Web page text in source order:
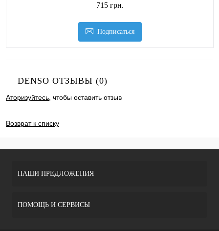
715 грн.
Подписаться
DENSO ОТЗЫВЫ (0)
Аторизуйтесь , чтобы оставить отзыв
Возврат к списку
НАШИ ПРЕДЛОЖЕНИЯ
ПОМОЩЬ И СЕРВИСЫ